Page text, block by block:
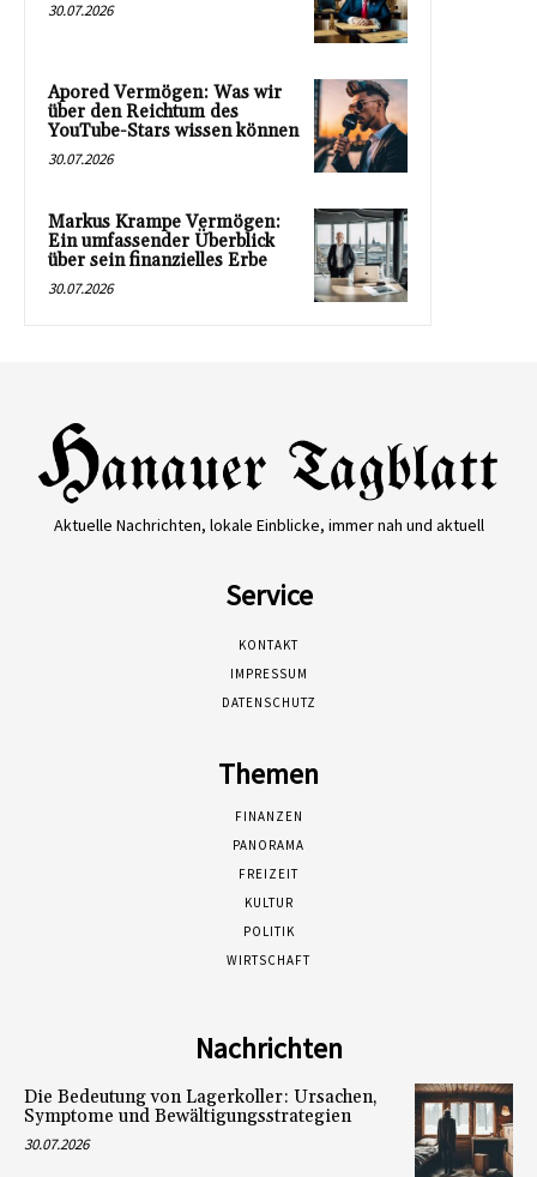
30.07.2026
Apored Vermögen: Was wir
über den Reichtum des
YouTube-Stars wissen können
30.07.2026
Markus Krampe Vermögen:
Ein umfassender Überblick
über sein finanzielles Erbe
30.07.2026
Aktuelle Nachrichten, lokale Einblicke, immer nah und aktuell
Service
KONTAKT
IMPRESSUM
DATENSCHUTZ
Themen
FINANZEN
PANORAMA
FREIZEIT
KULTUR
POLITIK
WIRTSCHAFT
Nachrichten
Die Bedeutung von Lagerkoller: Ursachen,
Symptome und Bewältigungsstrategien
30.07.2026